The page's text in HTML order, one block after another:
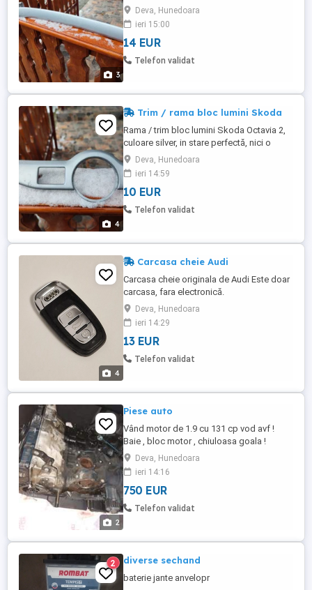
3
prinderile perfecte
Deva, Hunedoara
ieri 15:00
14 EUR
Telefon validat
4
Trim / rama bloc lumini Skoda
Rama / trim bloc lumini Skoda Octavia 2,
culoare silver, in stare perfectă, nici o
prindere ruptă
Deva, Hunedoara
ieri 14:59
10 EUR
Telefon validat
4
Carcasa cheie Audi
Carcasa cheie originala de Audi Este doar
carcasa, fara electronică.
Deva, Hunedoara
ieri 14:29
13 EUR
Telefon validat
2
Piese auto
Vând motor de 1.9 cu 131 cp vod avf !
Baie , bloc motor , chiuloasa goala !
Deva, Hunedoara
ieri 14:16
750 EUR
Telefon validat
2 diverse sechand
baterie jante anvelopr